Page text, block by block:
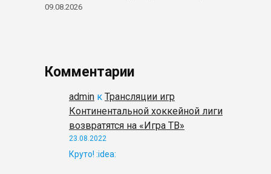
09.08.2026
Комментарии
admin к Трансляции игр
Континентальной хоккейной лиги
возвратятся на «Игра ТВ»
23.08.2022
Круто! :idea: